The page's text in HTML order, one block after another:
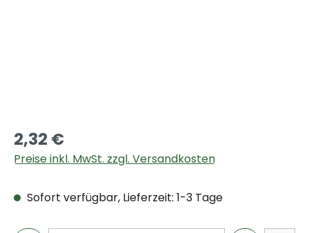
2,32 €
Preise inkl. MwSt. zzgl. Versandkosten
Sofort verfügbar, Lieferzeit: 1-3 Tage